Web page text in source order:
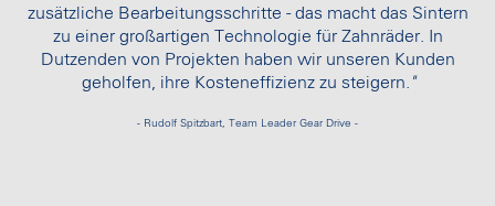
zusätzliche Bearbeitungsschritte - das macht das Sintern
zu einer großartigen Technologie für Zahnräder. In
Dutzenden von Projekten haben wir unseren Kunden
geholfen, ihre Kosteneffizienz zu steigern. "
- Rudolf Spitzbart, Team Leader Gear Drive -